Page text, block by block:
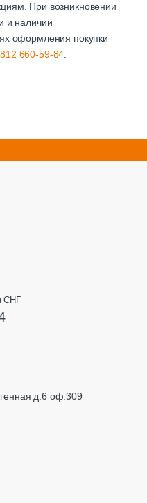
При возникновении
и наличии
оформления покупки
660-59-84.
СНГ
д.6 оф.309